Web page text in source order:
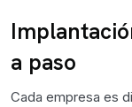
a paso
Cada empresa es